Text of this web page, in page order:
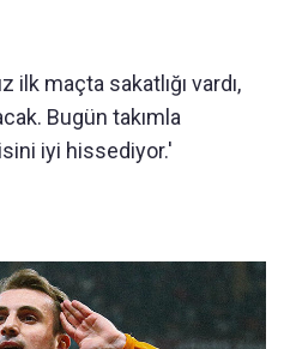
ilk maçta sakatlığı vardı,
Bugün takımla
iyi hissediyor.'